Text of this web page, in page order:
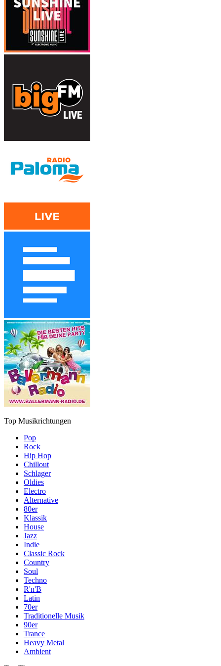
Top Musikrichtungen
Pop
Rock
Hip Hop
Chillout
Schlager
Oldies
Electro
Alternative
80er
Klassik
House
Jazz
Indie
Classic Rock
Country
Soul
Techno
R'n'B
Latin
70er
Traditionelle Musik
90er
Trance
Heavy Metal
Ambient